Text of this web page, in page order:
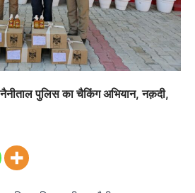
पुलिस का चैकिंग अभियान, नक़दी,